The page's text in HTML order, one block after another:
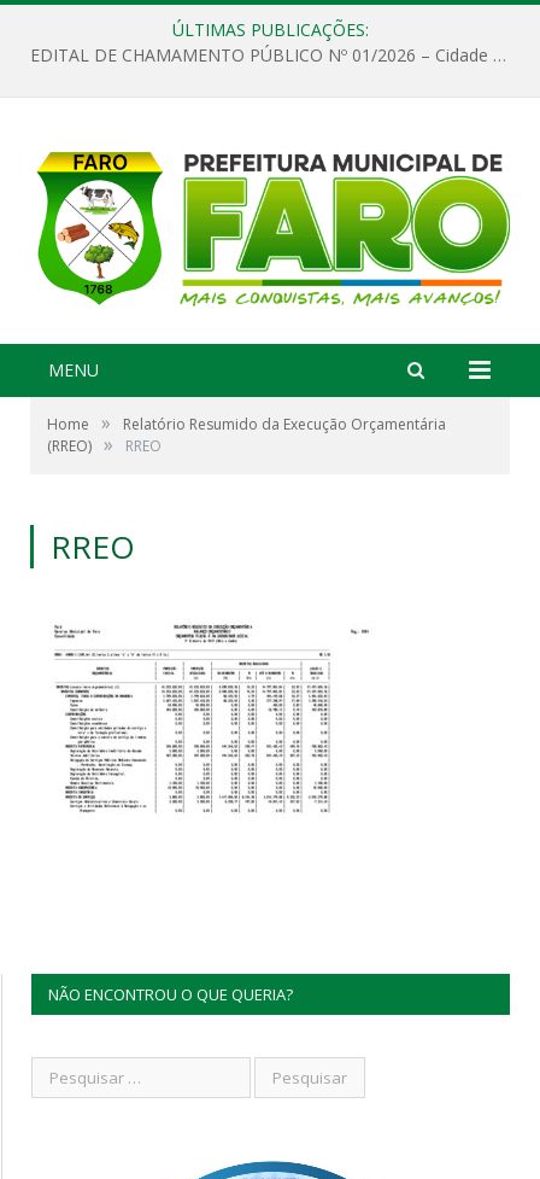
ÚLTIMAS PUBLICAÇÕES:
EDITAL DE CHAMAMENTO PÚBLICO Nº 01/2026 – Cidade de Faro
MENU
Home »
Relatório Resumido da Execução Orçamentária
(RREO) » RREO
RREO
NÃO ENCONTROU O QUE QUERIA?